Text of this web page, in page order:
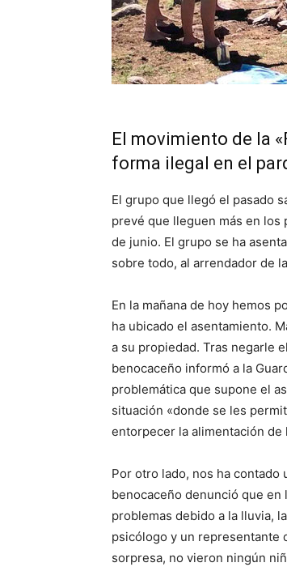
El movimiento de la
forma ilegal en el
El grupo que llegó el pasado
prevé que lleguen más en
de junio. El grupo se ha
sobre todo, al arrendador de
En la mañana de hoy hemos
ha ubicado el asentamiento.
a su propiedad. Tras negarle
benocaceño informó a la
problemática que supone el
situación «donde se les
entorpecer la alimentación de
Por otro lado, nos ha contado
benocaceño denunció que
problemas debido a la lluvia,
psicólogo y un representante
sorpresa, no vieron ningún